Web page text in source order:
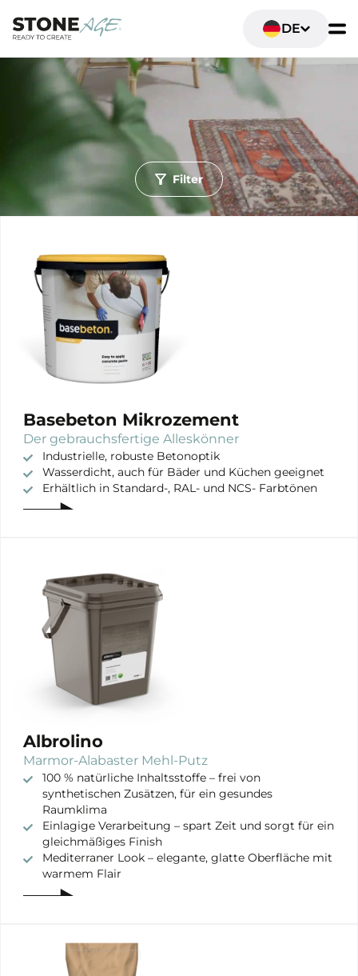
DE
Filter
Ruimte
Wohn- und Lebensräume
Gastronomie & Einzelhandel
Büro- und Arbeitsräume
Fitness- und Sportbereiche
Ondergrond Wande
Gebruik Innenausstattung
Basebeton Mikrozement
Der gebrauchsfertige Alleskönner
Industrielle, robuste Betonoptik
Wasserdicht, auch für Bäder und Küchen geeignet
Erhältlich in Standard-, RAL- und NCS- Farbtönen
Albrolino
Marmor-Alabaster Mehl-Putz
100 % natürliche Inhaltsstoffe – frei von
synthetischen Zusätzen, für ein gesundes
Raumklima
Einlagige Verarbeitung – spart Zeit und sorgt für ein
gleichmäßiges Finish
Mediterraner Look – elegante, glatte Oberfläche mit
warmem Flair